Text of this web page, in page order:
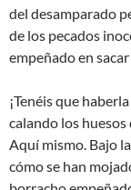
del desamparado
de los pecados
empeñado en
¡Tenéis que
calando los
Aquí mismo. Bajo
cómo se han